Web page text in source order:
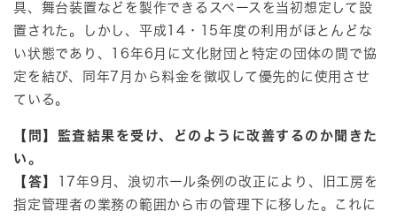
具、舞台装置などを製作できるスペースを当初想定して設
置された。しかし、平成14・15年度の利用がほとんどな
い状態であり、16年6月に文化財団と特定の団体の間で協
定を結び、同年7月から料金を徴収して優先的に使用させ
ている。
【問】監査結果を受け、どのように改善するのか聞きた
い。
【答】
17年9月、浪切ホール条例の改正により、旧工房を
指定管理者の業務の範囲から市の管理下に移した。これに